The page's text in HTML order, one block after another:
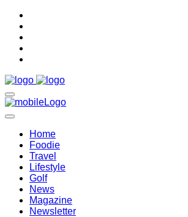
Home
Foodie
Travel
Lifestyle
Golf
News
Magazine
Newsletter